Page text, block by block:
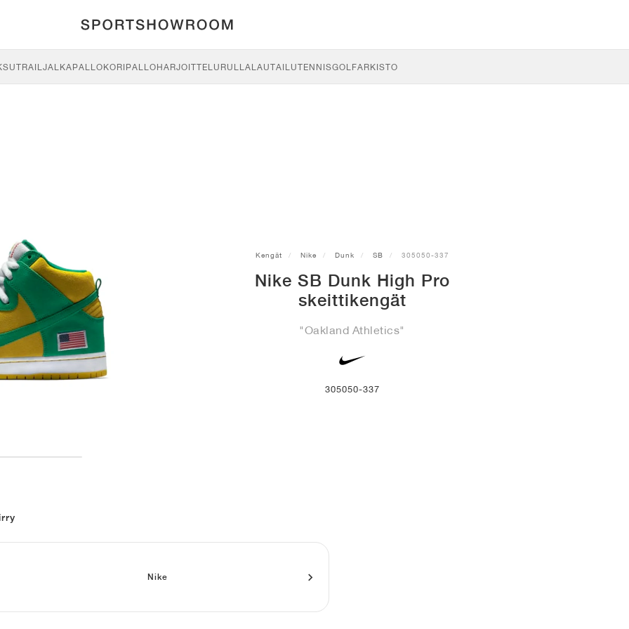
TRAILJALKAPALLOKORIPALLOHARJOITTELU RULLALAUTAILUTENNISGOLFARKISTO
Kengät Nike Dunk SB 305050-337
Nike SB Dunk High Pro
skeittikengät
"Oakland Athletics"
305050-337
Nike